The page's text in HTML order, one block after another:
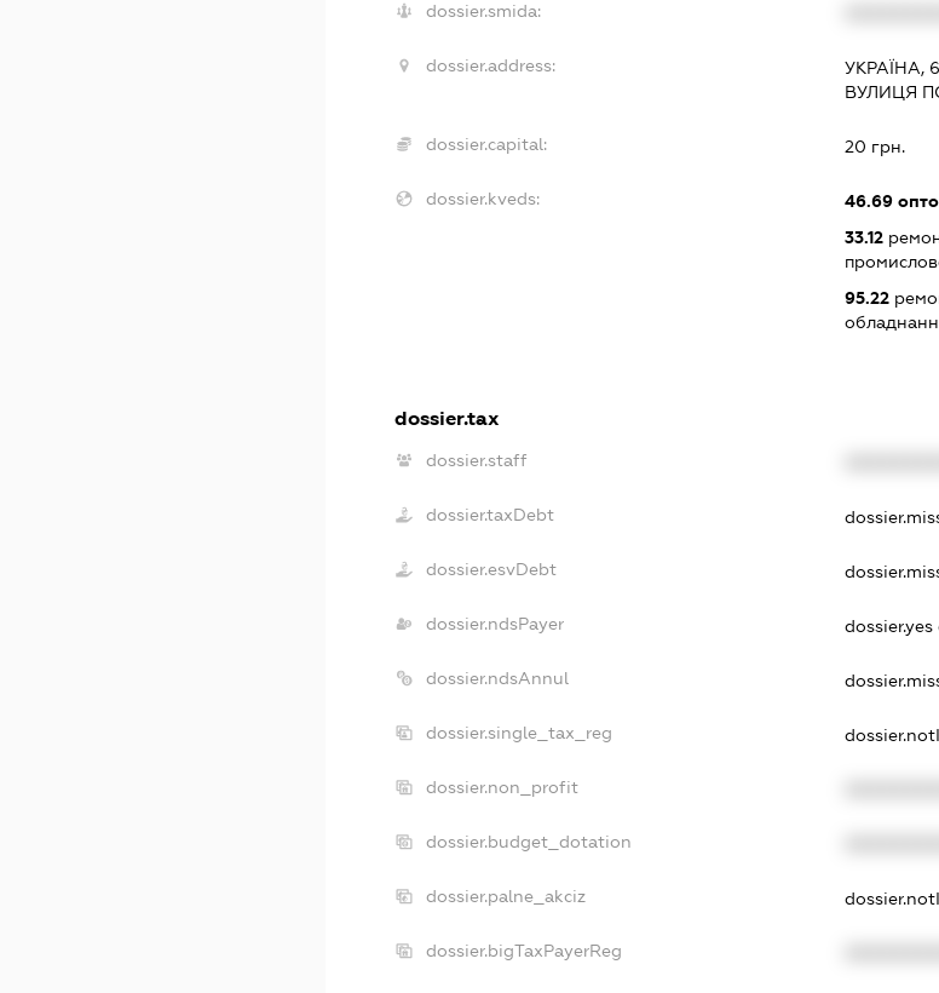
dossier.smida:
dossier.address:
УКРАЇНА,
ВУЛИЦЯ
dossier.capital: 20 грн.
dossier.kveds: 46.69
33.12
95.22
dossier.tax
dossier.staff
dossier.taxDebt
dossier.esvDebt
dossier.ndsPayer dossier.yes
dossier.ndsAnnul
dossier.single_tax_reg
dossier.non_profit
dossier.budget_dotation
dossier.palne_akciz
dossier.bigTaxPayerReg